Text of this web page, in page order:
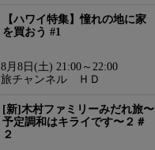
【ハワイ特集】憧れの地に家
を買おう #1
8月8日(土) 21:00～22:00
旅チャンネル ＨＤ
[新]木村ファミリーみだれ旅〜
予定調和はキライです〜２＃
２